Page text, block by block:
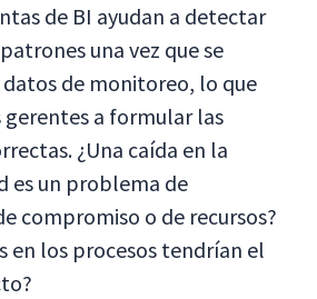
de BI ayudan a detectar
una vez que se
de monitoreo, lo que
gerentes a formular las
¿Una caída en la
es un problema de
compromiso o de recursos?
en los procesos tendrían el